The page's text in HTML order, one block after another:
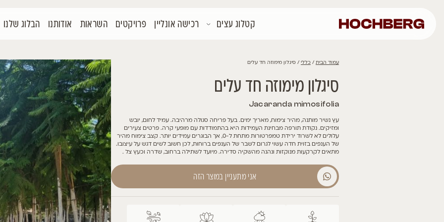
קטלוג עצים רכישה אונליין פרויקטים השראות אודותנו הבלוג שלנו צור קשר
מימוזה חד עלים
מהיר צימוח, מאריך ימים. בעל פריחה סגולה מרהיבה. עמיד לחום, יובש
עלולים לא לשרוד ירידת טמפרטורות מתחת ל-0, אך הבוגרים עמידים יותר. קצב צימוח מהיר
חדה עשוי לגרום לשבר של הענפים ברוחות, לכן חשוב לשים דגש על עיצובו.
מנוקזות ונהנה מהשקיה סדירה. מיועד לשתילה ברחוב, שדרה וכעץ צל .